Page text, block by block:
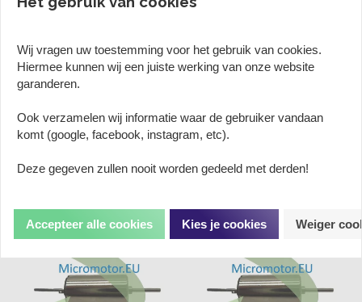
micromotor NM013C handleiding
Prijs per stuk
micromotor NM014G handleiding
Prijs per stuk
Wij vragen uw toestemming voor het gebruik van cookies.
Hiermee kunnen wij een juiste werking van onze website
garanderen.
Ook verzamelen wij informatie waar de gebruiker vandaan
komt (google, facebook, instagram, etc).
Deze gegeven zullen nooit worden gedeeld met derden!
Accepteer alle cookies Kies je cookies Weiger